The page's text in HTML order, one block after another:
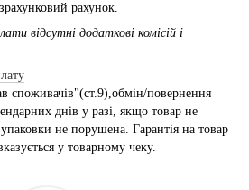
рахунок.
відсутні додаткові комісій і
споживачів"(ст.9),обмін/повернення
днів у разі, якщо товар не
не порушена. Гарантія на товар
у товарному чеку.